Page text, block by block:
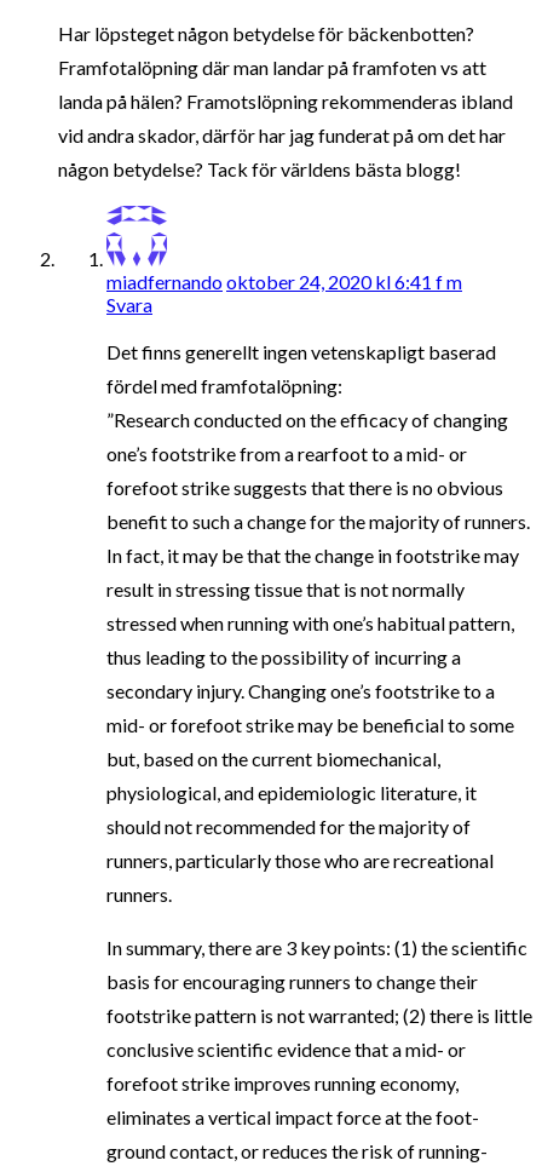
Har löpsteget någon betydelse för bäckenbotten?
Framfotalöpning där man landar på framfoten vs att
landa på hälen? Framotslöpning rekommenderas ibland
vid andra skador, därför har jag funderat på om det har
någon betydelse? Tack för världens bästa blogg!
miadfernandooktober 24, 2020 kl 6:41 f m
Svara
Det finns generellt ingen vetenskapligt baserad
fördel med framfotalöpning:
”Research conducted on the efficacy of changing
one’s footstrike from a rearfoot to a mid- or
forefoot strike suggests that there is no obvious
benefit to such a change for the majority of runners.
In fact, it may be that the change in footstrike may
result in stressing tissue that is not normally
stressed when running with one’s habitual pattern,
thus leading to the possibility of incurring a
secondary injury. Changing one’s footstrike to a
mid- or forefoot strike may be beneficial to some
but, based on the current biomechanical,
physiological, and epidemiologic literature, it
should not recommended for the majority of
runners, particularly those who are recreational
runners.
In summary, there are 3 key points: (1) the scientific
basis for encouraging runners to change their
footstrike pattern is not warranted; (2) there is little
conclusive scientific evidence that a mid- or
forefoot strike improves running economy,
eliminates a vertical impact force at the foot-
ground contact, or reduces the risk of running-